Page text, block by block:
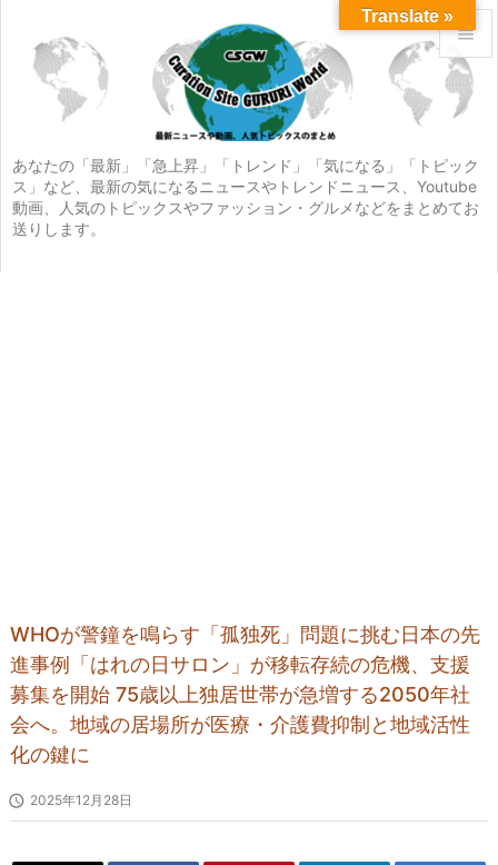
あなたの「最新」「急上昇」「トレンド」「気になる」「トピック
ス」など、最新の気になるニュースやトレンドニュース、Youtube
動画、人気のトピックスやファッション・グルメなどをまとめてお
送りします。


メニュ
サイド

前へ
WHOが警鐘を鳴らす「孤独死」問題に挑む日本の先
進事例「はれの日サロン」が移転存続の危機、支援
募集を開始 75歳以上独居世帯が急増する2050年社
会へ。地域の居場所が医療・介護費抑制と地域活性
化の鍵に
 2025年12月28日
Translate »